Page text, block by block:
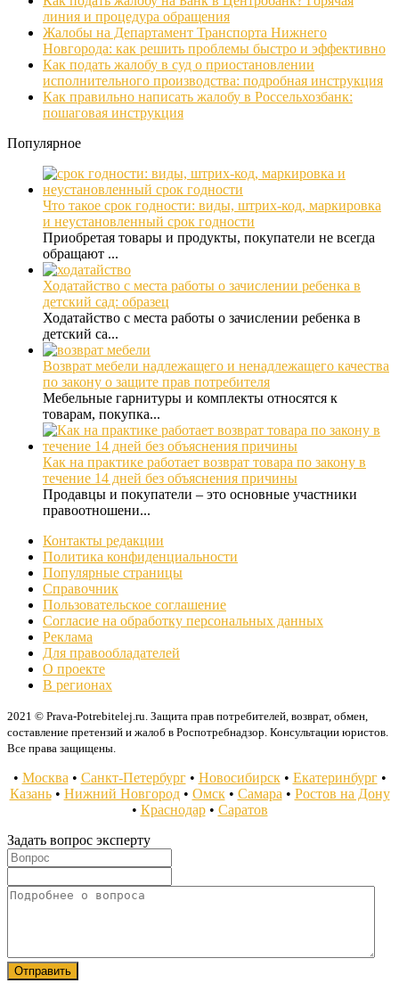
линия и процедура обращения
Жалобы на Департамент Транспорта Нижнего
Новгорода: как решить проблемы быстро и эффективно
Как подать жалобу в суд о приостановлении
исполнительного производства: подробная инструкция
Как правильно написать жалобу в Россельхозбанк:
пошаговая инструкция
Популярное
Что такое срок годности: виды, штрих-код, маркировка
и неустановленный срок годности
Приобретая товары и продукты, покупатели не всегда
обращают ...
Ходатайство с места работы о зачислении ребенка в
детский сад: образец
Ходатайство с места работы о зачислении ребенка в
детский са...
Возврат мебели надлежащего и ненадлежащего качества
по закону о защите прав потребителя
Мебельные гарнитуры и комплекты относятся к
товарам, покупка...
Как на практике работает возврат товара по закону в
течение 14 дней без объяснения причины
Продавцы и покупатели – это основные участники
правоотношени...
Контакты редакции
Политика конфиденциальности
Популярные страницы
Справочник
Пользовательское соглашение
Согласие на обработку персональных данных
Реклама
Для правообладателей
О проекте
В регионах
2021 © Prava-Potrebitelej.ru. Защита прав потребителей, возврат, обмен,
составление претензий и жалоб в Роспотребнадзор. Консультации юристов.
Все права защищены.
• Москва • Санкт-Петербург• Новосибирск• Екатеринбург•
Казань• Нижний Новгород• Омск• Самара • Ростов на Дону
• Краснодар• Саратов
Задать вопрос эксперту